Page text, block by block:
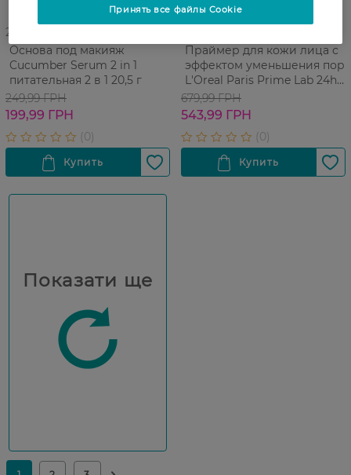
27 07 - 23 08
Основа под макияж
Cucumber Serum 2 in 1
питательная 2 в 1 20,5 г
249,99 ГРН
199,99 ГРН
Праймер для кожи лица с
эффектом уменьшения пор
L'Oreal Paris Prime Lab 24h
Pore Minimazer
679,99 ГРН
543,99 ГРН
Показати ще
Принять все файлы Cookie